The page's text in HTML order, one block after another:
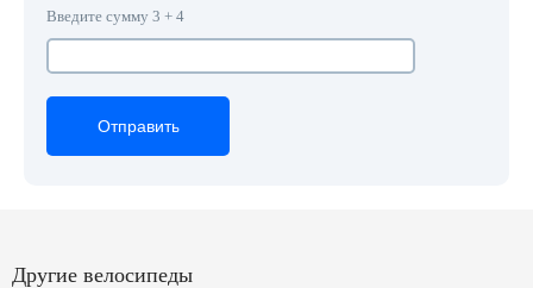
Введите сумму 3 + 4
Отправить
Отправить
Отправить
Другие велосипеды